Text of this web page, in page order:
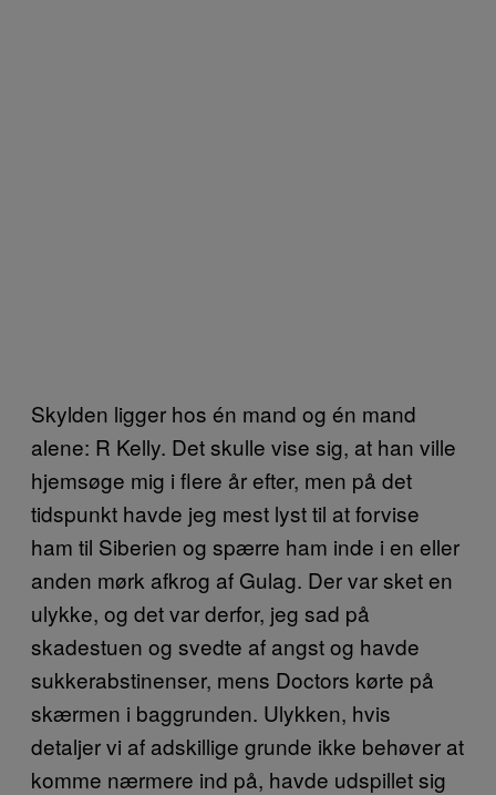
Skylden ligger hos én mand og én mand
alene: R Kelly. Det skulle vise sig, at han ville
hjemsøge mig i flere år efter, men på det
tidspunkt havde jeg mest lyst til at forvise
ham til Siberien og spærre ham inde i en eller
anden mørk afkrog af Gulag. Der var sket en
ulykke, og det var derfor, jeg sad på
skadestuen og svedte af angst og havde
sukkerabstinenser, mens Doctors kørte på
skærmen i baggrunden. Ulykken, hvis
detaljer vi af adskillige grunde ikke behøver at
komme nærmere ind på, havde udspillet sig